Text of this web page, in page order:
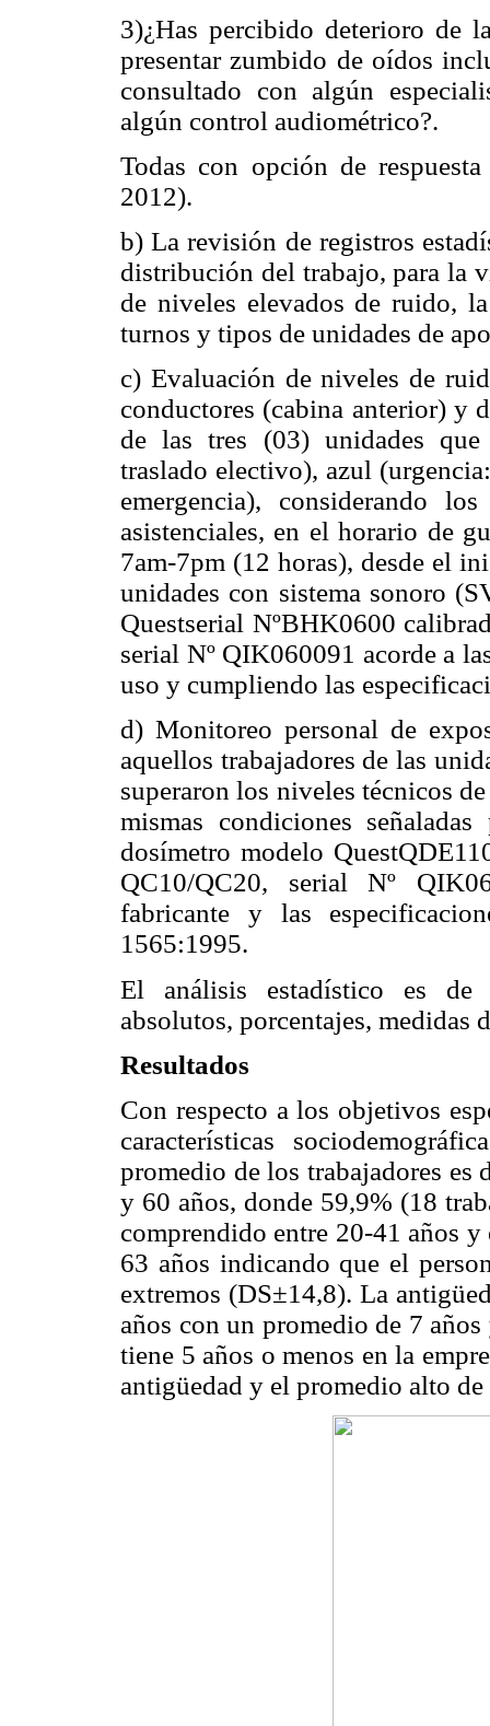
3)¿Has percibido deterioro de
presentar zumbido de oídos
consultado con algún
algún control audiométrico?.
Todas con opción de
2012).
b) La revisión de registros
distribución del trabajo, para la
de niveles elevados de ruido,
turnos y tipos de unidades de
c) Evaluación de niveles de
conductores (cabina anterior) y
de las tres (03) unidades
traslado electivo), azul
emergencia), considerando
asistenciales, en el horario de
7am-7pm (12 horas), desde el
unidades con sistema sonoro
Questserial NºBHK0600
serial Nº QIK060091 acorde a
uso y cumpliendo las
d) Monitoreo personal de
aquellos trabajadores de las
superaron los niveles técnicos
mismas condiciones
dosímetro modelo
QC10/QC20, serial Nº
fabricante y las
1565:1995.
El análisis estadístico es de
absolutos, porcentajes, medidas
Resultados
Con respecto a los objetivos
características
promedio de los trabajadores es
y 60 años, donde 59,9% (18
comprendido entre 20-41 años
63 años indicando que el
extremos (DS±14,8). La
años con un promedio de 7
tiene 5 años o menos en la
antigüedad y el promedio alto